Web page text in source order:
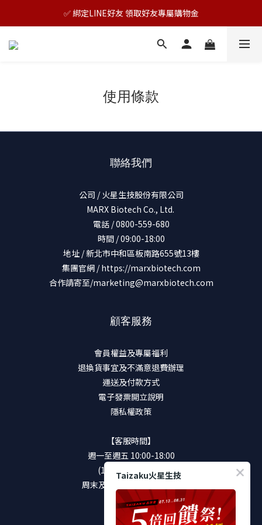
🎊TAIZAKU品牌慶：5倍回饋祭｜全年最優惠！
✅ 綁定LINE好友 領取好友專屬購物金
🎊TAIZAKU品牌慶：5倍回饋祭｜全年最優惠！
使用條款
聯絡我們
公司 / 火星生技股份有限公司
MARX Biotech Co., Ltd.
電話 / 0800-559-680
時間 / 09:00-18:00
地址 / 新北市中和區板南路655號13樓
集團官網 /https://marxbiotech.com
合作請寄至/marketing@marxbiotech.com
顧客服務
會員權益及專屬福利
退換貨事宜及不滿意退費辦理
運送及付款方式
電子發票開立說明
隱私權政策
【客服時間】
週一至週五 10:00-18:00
(12:00-13:00休息)
周末及國定假日將暫停服務
加入好友
Taizaku火星生技